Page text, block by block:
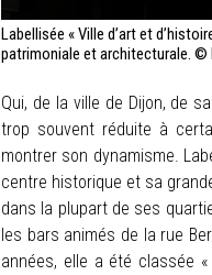
Labellisée « Ville d’art et
patrimoniale et architecturale. ©
Qui, de la ville de Dijon, de
trop souvent réduite à
montrer son dynamisme.
centre historique et sa
dans la plupart de ses
les bars animés de la rue
années, elle a été classée